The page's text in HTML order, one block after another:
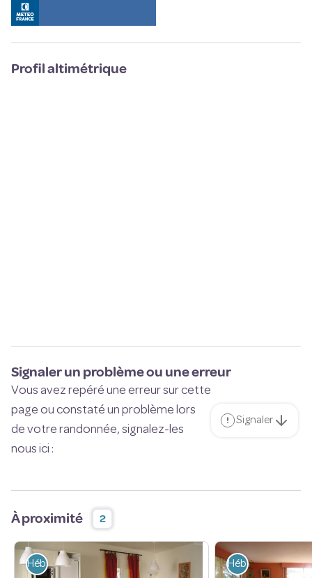
Profil altimétrique
Signaler un problème ou une erreur
Vous avez repéré une erreur sur cette
page ou constaté un problème lors
de votre randonnée, signalez-les
nous ici :
Signaler
À proximité 2
Hébergement Hébergement